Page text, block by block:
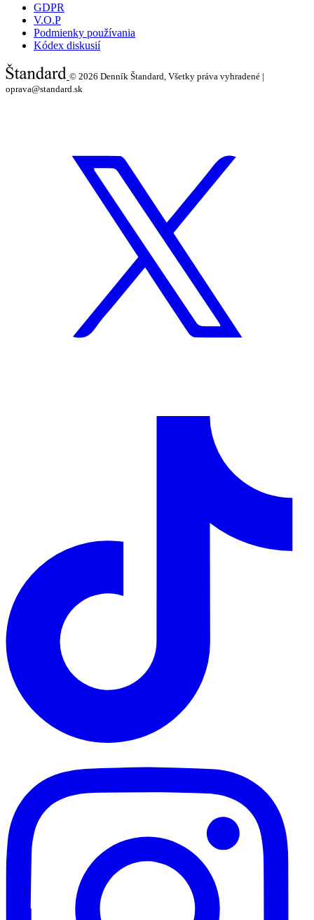
GDPR
V.O.P
Podmienky používania
Kódex diskusií
© 2026 Denník Štandard, Všetky práva vyhradené |
oprava@standard.sk